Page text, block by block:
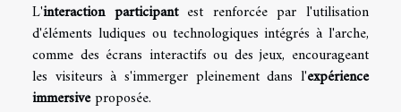
L'interaction participantest renforcée par l'utilisation
d'éléments ludiques ou technologiques intégrés à l'arche,
comme des écrans interactifs ou des jeux, encourageant
les visiteurs à s'immerger pleinement dans l'expérience
immersiveproposée.